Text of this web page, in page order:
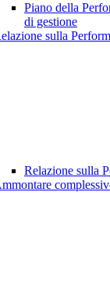
Piano della
di gestione
sulla
Relazione sulla